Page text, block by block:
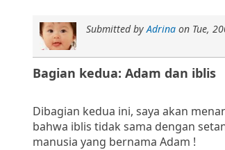
Submitted byAdrina on Tue,
Bagian kedua: Adam dan iblis
Dibagian kedua ini, saya akan
bahwa iblis tidak sama dengan
manusia yang bernama Adam !